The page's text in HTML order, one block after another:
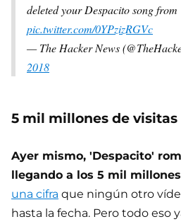
deleted your Despacito song from
pic.twitter.com/0YPzizRGVc
— The Hacker News
2018
5 mil millones de visitas
Ayer mismo, 'Despacito'
llegando a los 5 mil
una cifra que ningún otro
hasta la fecha. Pero todo eso